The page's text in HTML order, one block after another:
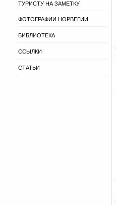
ТУРИСТУ НА ЗАМЕТКУ
ФОТОГРАФИИ НОРВЕГИИ
БИБЛИОТЕКА
ССЫЛКИ
СТАТЬИ